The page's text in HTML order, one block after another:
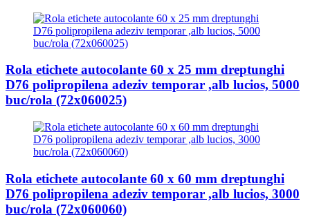
Rola etichete autocolante 60 x 25 mm dreptunghi
D76 polipropilena adeziv temporar ,alb lucios, 5000
buc/rola (72x060025)
Rola etichete autocolante 60 x 60 mm dreptunghi
D76 polipropilena adeziv temporar ,alb lucios, 3000
buc/rola (72x060060)